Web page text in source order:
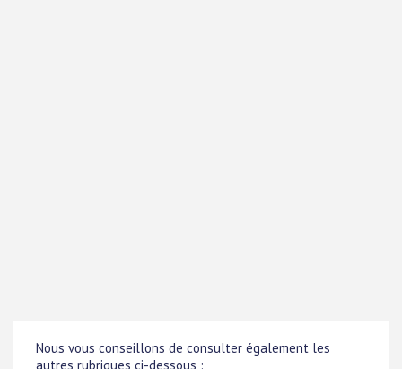
Nous vous conseillons de consulter également les
autres rubriques ci-dessous :